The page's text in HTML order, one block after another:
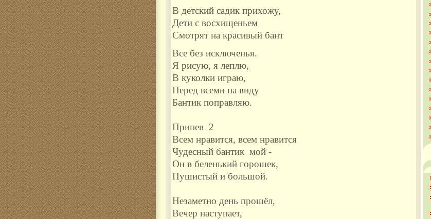
В детский садик прихожу,
Дети с восхищеньем
Смотрят на красивый бант
Все без исключенья.
Я рисую, я леплю,
В куколки играю,
Перед всеми на виду
Бантик поправляю.
Припев 2
Всем нравится, всем нравится
Чудесный бантик мой -
Он в беленький горошек,
Пушистый и большой.
Незаметно день прошёл,
Вечер наступает,